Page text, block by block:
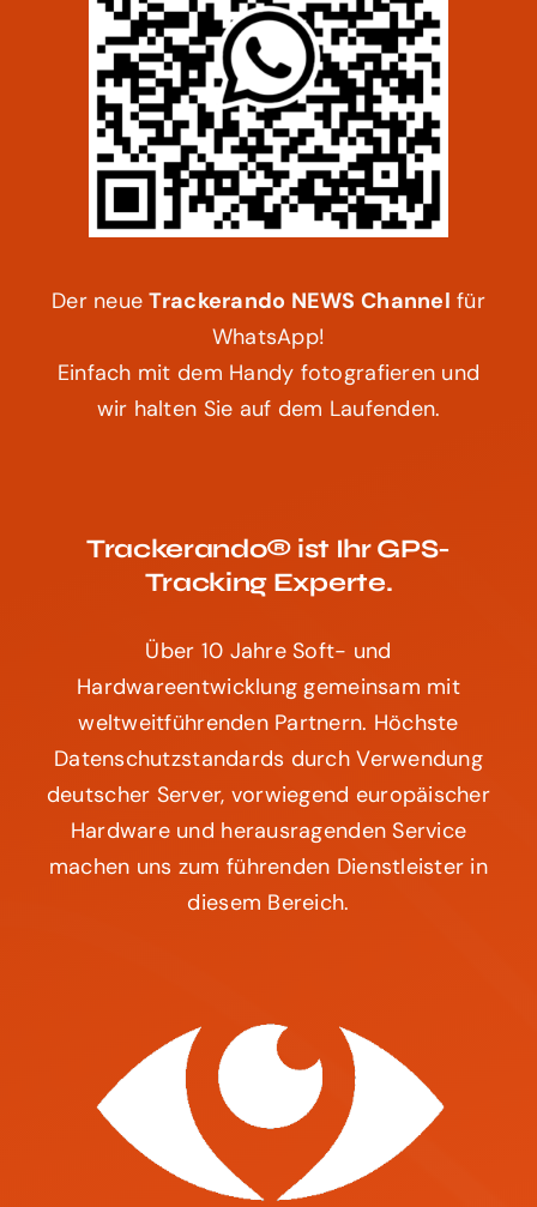
Der neueTrackerando NEWS Channel für
WhatsApp!
Einfach mit dem Handy fotografieren und
wir halten Sie auf dem Laufenden.
Trackerando® ist Ihr GPS-
Tracking Experte.
Über 10 Jahre Soft- und
Hardwareentwicklung gemeinsam mit
weltweitführenden Partnern. Höchste
Datenschutzstandards durch Verwendung
deutscher Server, vorwiegend europäischer
Hardware und herausragenden Service
machen uns zum führenden Dienstleister in
diesem Bereich.